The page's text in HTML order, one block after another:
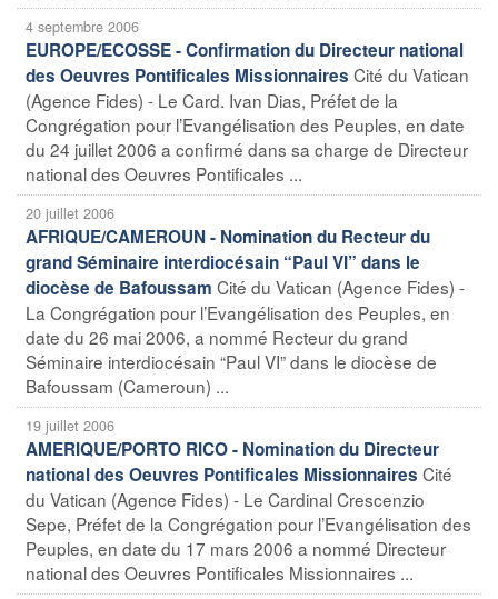
4 septembre 2006
EUROPE/ECOSSE - Confirmation du Directeur national
des Oeuvres Pontificales Missionnaires Cité du Vatican
(Agence Fides) - Le Card. Ivan Dias, Préfet de la
Congrégation pour l’Evangélisation des Peuples, en date
du 24 juillet 2006 a confirmé dans sa charge de Directeur
national des Oeuvres Pontificales ...
20 juillet 2006
AFRIQUE/CAMEROUN - Nomination du Recteur du
grand Séminaire interdiocésain “Paul VI” dans le
diocèse de Bafoussam Cité du Vatican (Agence Fides) -
La Congrégation pour l’Evangélisation des Peuples, en
date du 26 mai 2006, a nommé Recteur du grand
Séminaire interdiocésain “Paul VI” dans le diocèse de
Bafoussam (Cameroun) ...
19 juillet 2006
AMERIQUE/PORTO RICO - Nomination du Directeur
national des Oeuvres Pontificales Missionnaires Cité
du Vatican (Agence Fides) - Le Cardinal Crescenzio
Sepe, Préfet de la Congrégation pour l’Evangélisation des
Peuples, en date du 17 mars 2006 a nommé Directeur
national des Oeuvres Pontificales Missionnaires ...